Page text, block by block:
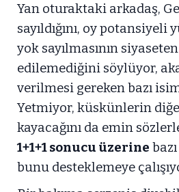
Yan oturaktaki arkadaş,
sayıldığını, oy
yok sayılmasının
edilemediğini söylüyor,
verilmesi gereken bazı
Yetmiyor, küskünlerin
kayacağını da emin
1+1+1 sonucu üzerine
bunu desteklemeye